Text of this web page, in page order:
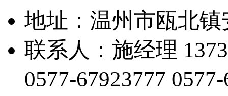
地址：温州市瓯北
联系人：施经理
0577-67923777